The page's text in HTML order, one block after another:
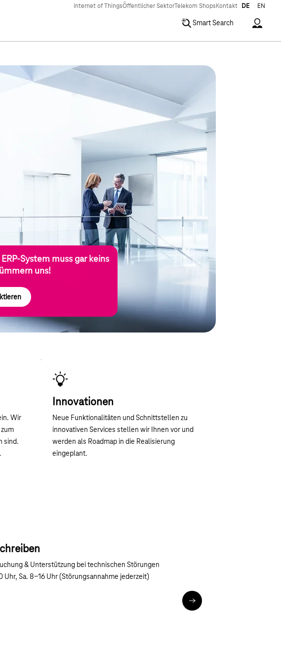
Internet of ThingsÖffentlicher SektorTelekom Shops Kontakt DE EN
Smart Search
System muss gar keins
uns!
Wir
sind.
Innovationen
Neue Funktionalitäten und Schnittstellen zu
innovativen Services stellen wir Ihnen vor und
werden als Roadmap in die Realisierung
eingeplant.
& Unterstützung bei technischen Störungen
Uhr, Sa. 8-16 Uhr (Störungsannahme jederzeit)
Kontakt SAP für den